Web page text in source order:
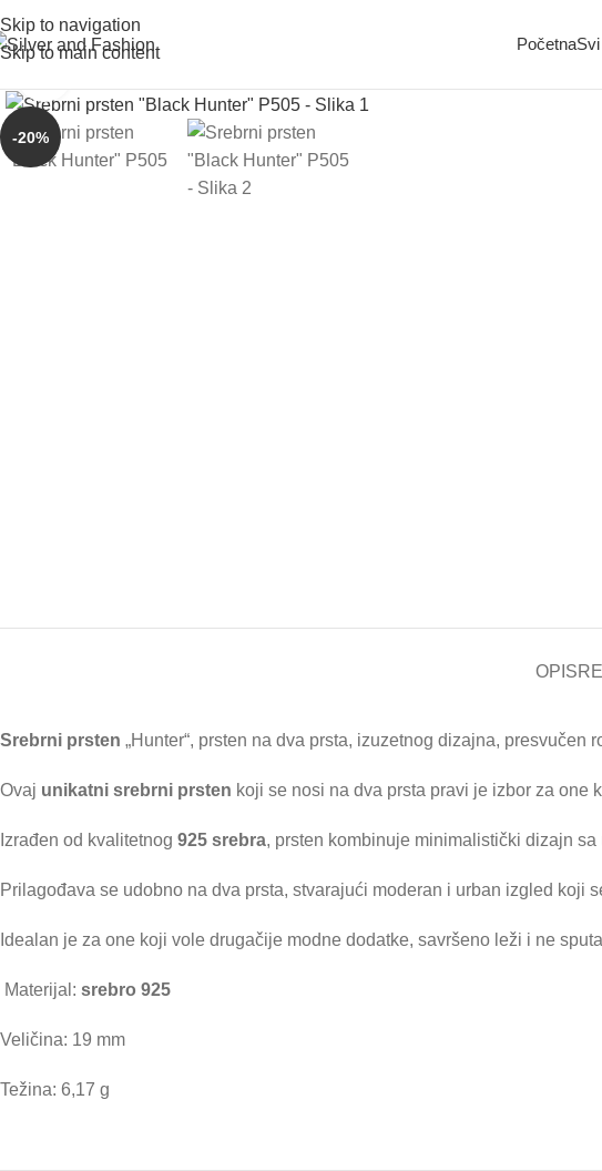
Skip to navigation
Skip to main content
Početna
-20%
OPIS
Srebrni prsten „Hunter“, prsten na dva prsta, izuzetnog dizajna, presvučen
Ovaj unikatni srebrni prsten koji se nosi na dva prsta pravi je izbor za one
Izrađen od kvalitetnog 925 srebra, prsten kombinuje minimalistički dizajn
Prilagođava se udobno na dva prsta, stvarajući moderan i urban izgled koji
Idealan je za one koji vole drugačije modne dodatke, savršeno leži i ne
Materijal: srebro 925
Veličina: 19 mm
Težina: 6,17 g